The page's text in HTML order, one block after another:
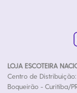
LOJA ESCOTEIRA
Centro de
Boqueirão - Curitiba/